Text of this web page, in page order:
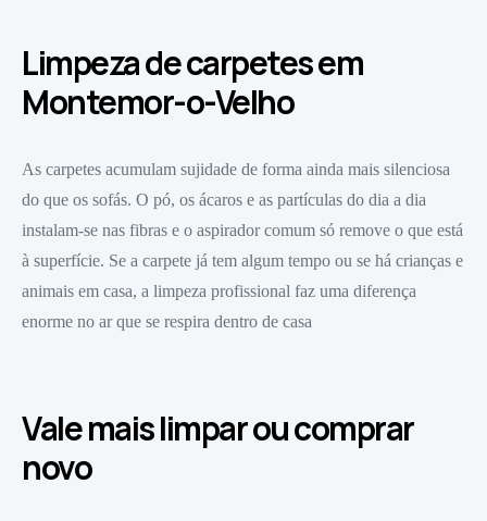
Limpeza de carpetes em
Montemor-o-Velho
As carpetes acumulam sujidade de forma ainda mais silenciosa
do que os sofás. O pó, os ácaros e as partículas do dia a dia
instalam-se nas fibras e o aspirador comum só remove o que está
à superfície. Se a carpete já tem algum tempo ou se há crianças e
animais em casa, a limpeza profissional faz uma diferença
enorme no ar que se respira dentro de casa
Vale mais limpar ou comprar
novo